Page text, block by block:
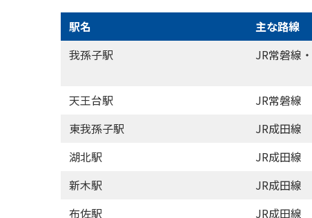
駅名 主な路線
我孫子駅
JR常磐線
天王台駅
JR常磐線
東我孫子駅
JR成田線
湖北駅
JR成田線
新木駅
JR成田線
布佐駅
JR成田線